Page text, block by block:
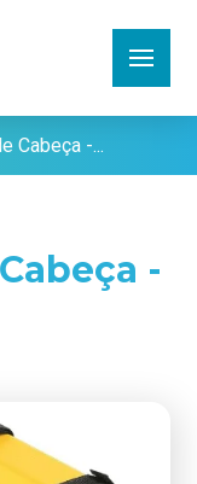
Cabeça -...
-